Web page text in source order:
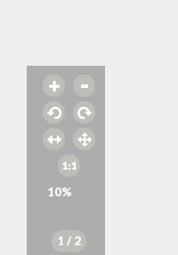
10%
1 / 2